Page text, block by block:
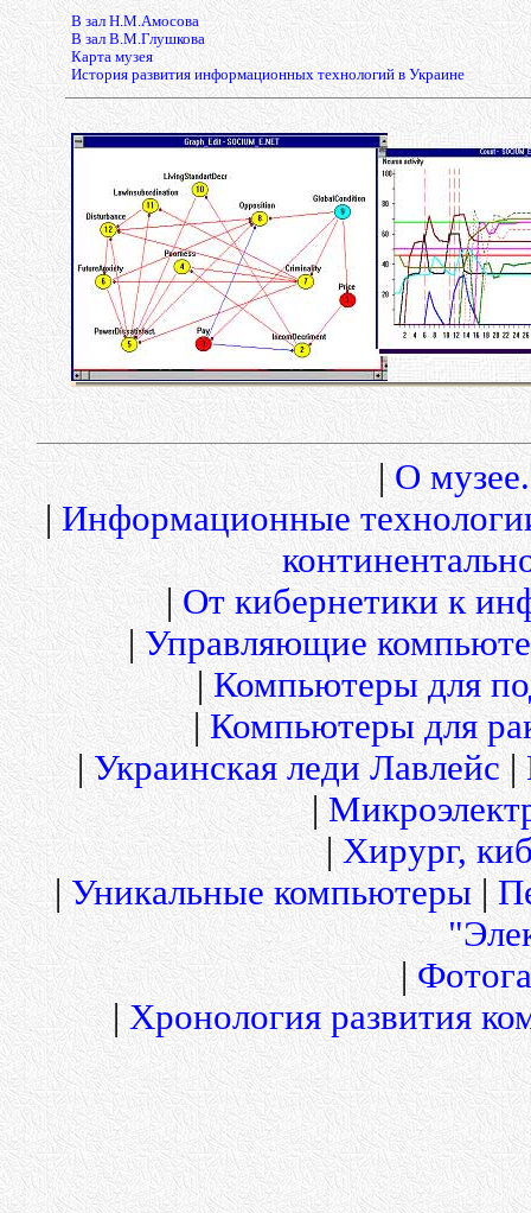
В зал Н.М.Амосова
В зал В.М.Глушкова
Карта музея
История развития информационных технологий в Украине
|О
|Информационные
|От кибернетики к
|Управляющие
|Компьютеры для
|Компьютеры для
|Украинская леди Лавлейс|
|
|Хирург,
|Уникальные компьютеры|
|
| Хронология развития